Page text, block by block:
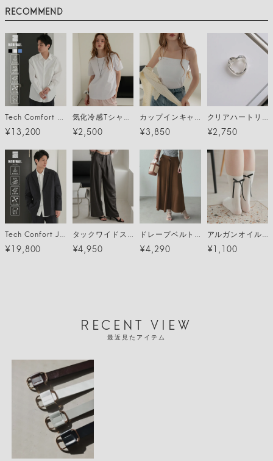
RECOMMEND
Tech Comfort shirt (テックコンフォートシャツ) / 3カラー
¥13,200
気化冷感Tシャツ メール便
¥2,500
カップインキャミソール メール便
¥3,850
クリアハートリング メール便
¥2,750
Tech Confort Jacket (テックコンフォートジャケット) / ブラック
¥19,800
タックワイドストレッチスラックスパンツ
¥4,950
ドレープベルトワイドパンツ
¥4,290
アルガンオイル クルーソックス メール便
¥1,100
RECENT VIEW
最近見たアイテム